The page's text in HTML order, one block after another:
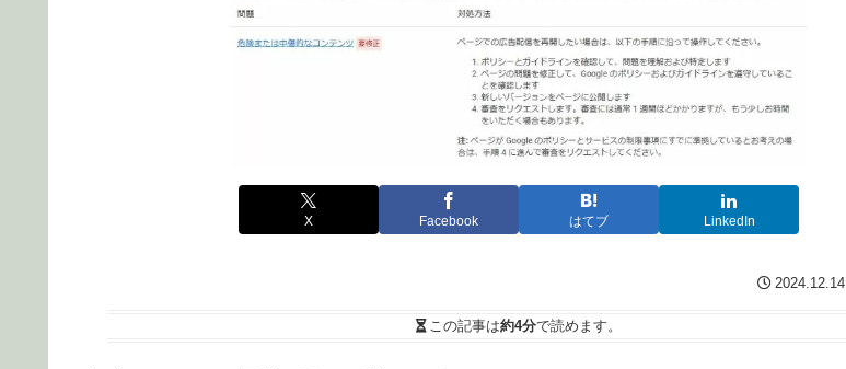
X Facebook はてブ LinkedIn
2024.12.14
この記事は約4分で読めます。